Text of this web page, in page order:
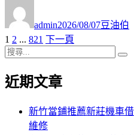
者
admin佈
日
期:
2026/08/07類
豆油伯
文
章
分
頁
次
1 頁
次
2 ... 頁
次
821 下一頁
搜
關
近期文章
新竹當鋪推薦新莊機車
維修